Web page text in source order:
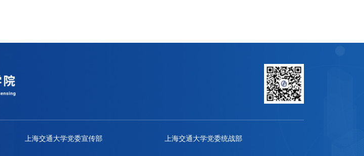
上海交通大学党委宣传部 上海交通大学党委统战部